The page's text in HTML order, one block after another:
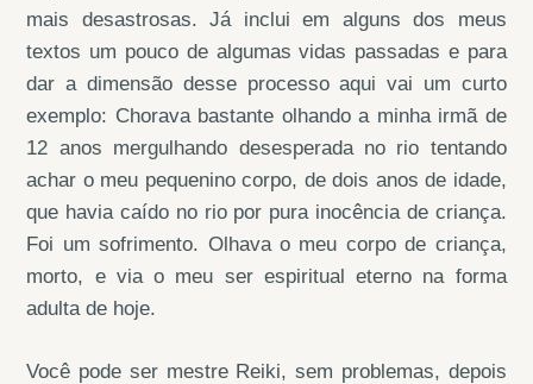
mais desastrosas. Já inclui em alguns dos meus
textos um pouco de algumas vidas passadas e para
dar a dimensão desse processo aqui vai um curto
exemplo: Chorava bastante olhando a minha irmã de
12 anos mergulhando desesperada no rio tentando
achar o meu pequenino corpo, de dois anos de idade,
que havia caído no rio por pura inocência de criança.
Foi um sofrimento. Olhava o meu corpo de criança,
morto, e via o meu ser espiritual eterno na forma
adulta de hoje.
Você pode ser mestre Reiki, sem problemas, depois